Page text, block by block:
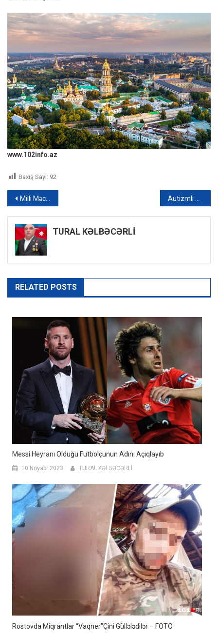
www.102info.az
Baxış Sayı: 92
Yazı
naviqasiyası
Milli Məclisin sədri Sahibə Qafarova Albaniyanın Baş naziri ilə görüşüb
TURAL KƏLBƏCƏRLİ
RELATED POSTS
Messi Heyranı Olduğu Futbolçunun Adını Açıqlayıb
10 Noyabr 2023 TURAL KƏLBƏCƏRLİ
Rostovda Miqrantlar “Vaqner”çini Güllələdilər – FOTO